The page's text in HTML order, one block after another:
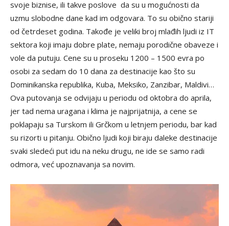
svoje biznise, ili takve poslove da su u mogućnosti da
uzmu slobodne dane kad im odgovara. To su obično stariji
od četrdeset godina. Takođe je veliki broj mlađih ljudi iz IT
sektora koji imaju dobre plate, nemaju porodične obaveze i
vole da putuju. Cene su u proseku 1200 – 1500 evra po
osobi za sedam do 10 dana za destinacije kao što su
Dominikanska republika, Kuba, Meksiko, Zanzibar, Maldivi…
Ova putovanja se odvijaju u periodu od oktobra do aprila,
jer tad nema uragana i klima je najprijatnija, a cene se
poklapaju sa Turskom ili Grčkom u letnjem periodu, bar kad
su rizorti u pitanju. Obično ljudi koji biraju daleke destinacije
svaki sledeći put idu na neku drugu, ne ide se samo radi
odmora, već upoznavanja sa novim.